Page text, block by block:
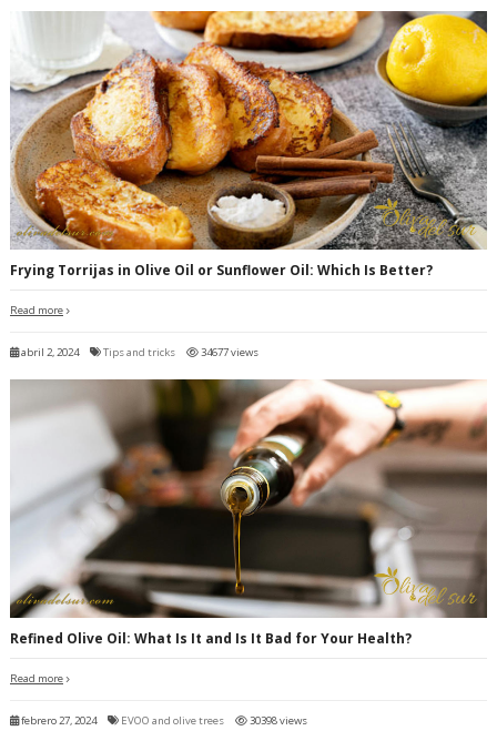
Frying Torrijas in Olive Oil or Sunflower Oil: Which Is Better?
Read more
abril 2, 2024 Tips and tricks 34677 views
Refined Olive Oil: What Is It and Is It Bad for Your Health?
Read more
febrero 27, 2024 EVOO and olive trees 30398 views